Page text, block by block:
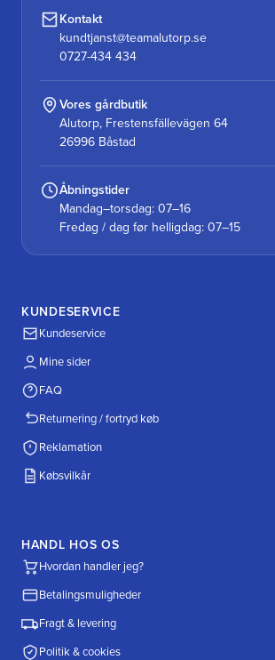
Kontakt
kundtjanst@teamalutorp.se
0727-434 434
Vores gårdbutik
Alutorp, Frestensfällevägen 64
26996 Båstad
Åbningstider
Mandag–torsdag: 07–16
Fredag / dag før helligdag: 07–15
KUNDESERVICE
Kundeservice
Mine sider
FAQ
Returnering / fortryd køb
Reklamation
Købsvilkår
HANDL HOS OS
Hvordan handler jeg?
Betalingsmuligheder
Fragt & levering
Politik & cookies